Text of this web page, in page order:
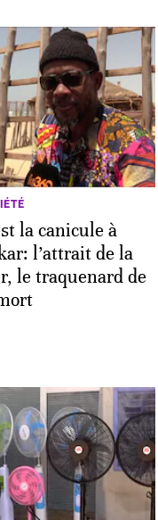
la canicule à
l’attrait de la
le traquenard de